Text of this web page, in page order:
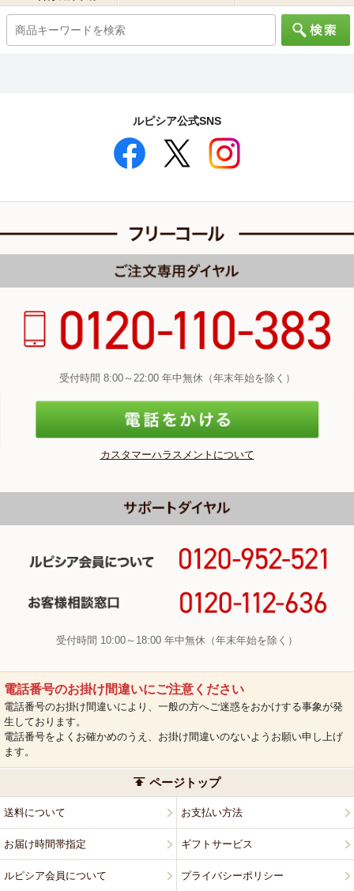
ルピシア公式SNS
受付時間 8:00～22:00 年中無休（年末年始を除く）
カスタマーハラスメントについて
受付時間 10:00～18:00 年中無休（年末年始を除く）
電話番号のお掛け間違いにご注意ください
電話番号のお掛け間違いにより、一般の方へご迷惑をおかけする事象が発
生しております。
電話番号をよくお確かめのうえ、お掛け間違いのないようお願い申し上げ
ます。
ページトップ
送料について お支払い方法
お届け時間帯指定 ギフトサービス
ルピシア会員について プライバシーポリシー